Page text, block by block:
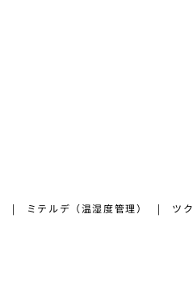
ミテルデ（温湿度管理） ツ